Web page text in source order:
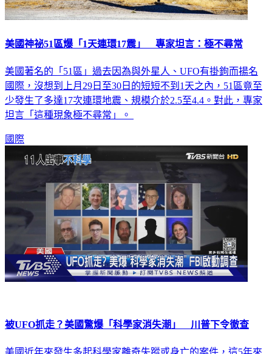
美國神祕51區爆「1天連環17震」 專家坦言：極不尋常
美國著名的「51區」過去因為與外星人、UFO有掛鉤而揚名
國際，沒想到上月29日至30日的短短不到1天之內，51區竟至
少發生了多達17次連環地震、規模介於2.5至4.4。對此，專家
坦言「這種現象極不尋常」。
國際
被UFO抓走？美國驚爆「科學家消失潮」 川普下令徹查